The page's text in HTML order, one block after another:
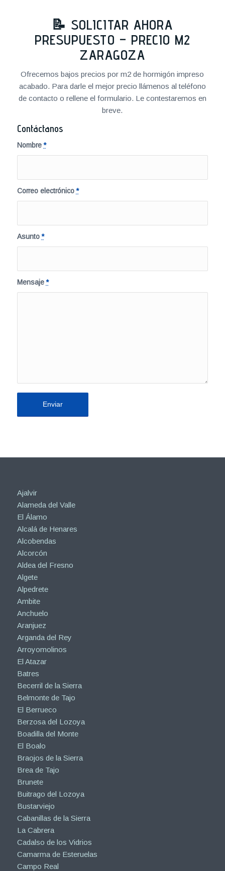
📝 SOLICITAR AHORA
PRESUPUESTO – PRECIO M2
ZARAGOZA
Ofrecemos bajos precios por m2 de hormigón impreso
acabado. Para darle el mejor precio llámenos al teléfono
de contacto o rellene el formulario. Le contestaremos en
breve.
Contáctanos
Nombre*
Correo electrónico*
Asunto*
Mensaje*
Ajalvir
Alameda del Valle
El Álamo
Alcalá de Henares
Alcobendas
Alcorcón
Aldea del Fresno
Algete
Alpedrete
Ambite
Anchuelo
Aranjuez
Arganda del Rey
Arroyomolinos
El Atazar
Batres
Becerril de la Sierra
Belmonte de Tajo
El Berrueco
Berzosa del Lozoya
Boadilla del Monte
El Boalo
Braojos de la Sierra
Brea de Tajo
Brunete
Buitrago del Lozoya
Bustarviejo
Cabanillas de la Sierra
La Cabrera
Cadalso de los Vidrios
Camarma de Esteruelas
Campo Real